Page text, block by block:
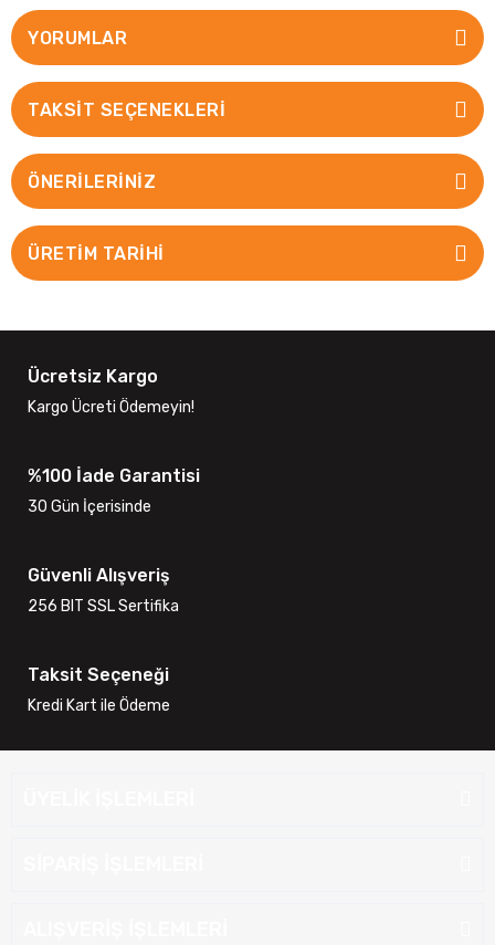
YORUMLAR
TAKSIT SEÇENEKLERI
ÖNERILERINIZ
ÜRETİM TARİHİ
Ücretsiz Kargo
Kargo Ücreti Ödemeyin!
%100 İade Garantisi
30 Gün İçerisinde
Güvenli Alışveriş
256 BIT SSL Sertifika
Taksit Seçeneği
Kredi Kart ile Ödeme